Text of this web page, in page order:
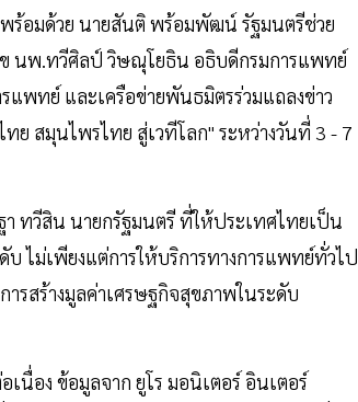
ร้อมด้วย นายสันติ พร้อมพัฒน์ รัฐมนตรีช่วย
ข นพ.ทวีศิลป์ วิษณุโยธิน อธิบดีกรมการแพทย์
พทย์ และเครือข่ายพันธมิตรร่วมแถลงข่าว
ย สมุนไพรไทย สู่เวทีโลก" ระหว่างวันที่ 3 - 7
า ทวีสิน นายกรัฐมนตรี ที่ให้ประเทศไทยเป็น
ไม่เพียงแต่การให้บริการทางการแพทย์ทั่วไป
สร้างมูลค่าเศรษฐกิจสุขภาพในระดับ
นื่อง ข้อมูลจาก ยูโร มอนิเตอร์ อินเตอร์